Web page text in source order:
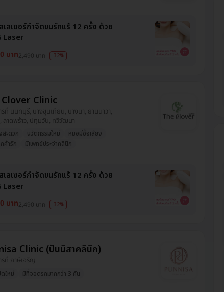
เลเซอร์กำจัดขนรักแร้ 12 ครั้ง ด้วย
Laser
บาท2,490 บาท -32%
Clinic
รที่ นนทบุรี, บางขุนเทียน, บางนา, ยานนาวา,
ลาดพร้าว, ปทุมวัน, ทวีวัฒนา
สะดวก นวัตกรรมใหม่
หมอมีชื่อเสียง
ค้ารัก
มีแพทย์ประจำคลินิก
เลเซอร์กำจัดขนรักแร้ 12 ครั้ง ด้วย
Laser
บาท2,490 บาท -32%
Clinic (ปันนิสาคลินิก)
รที่ ภาษีเจริญ
ดใหม่ มีที่จอดรถมากกว่า 3 คัน